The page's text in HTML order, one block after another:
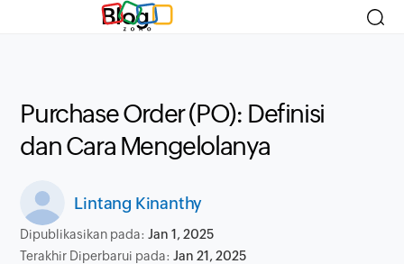
Blog
Purchase Order (PO): Definisi
dan Cara Mengelolanya
Lintang Kinanthy
Dipublikasikan pada:Jan 1, 2025
Terakhir Diperbarui pada:Jan 21, 2025